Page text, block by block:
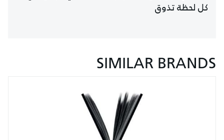
كل لحظة تذوق
SIMILAR BRANDS